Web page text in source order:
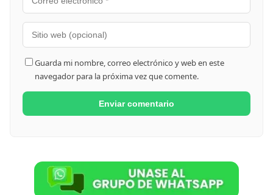
Guarda mi nombre, correo electrónico y web en este
navegador para la próxima vez que comente.